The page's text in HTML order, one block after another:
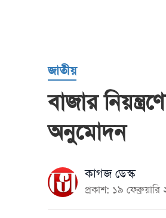
জাতীয়
বাজার
অনুমোদন
কাগজ ডেস্ক
প্রকাশ: ১৯